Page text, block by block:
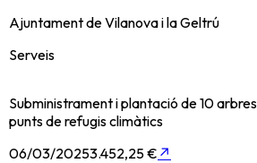
Ajuntament de Vilanova i la Geltrú
Serveis
Subministrament i plantació de 10
punts de refugis climàtics
06/03/20253.452,25 € ↗